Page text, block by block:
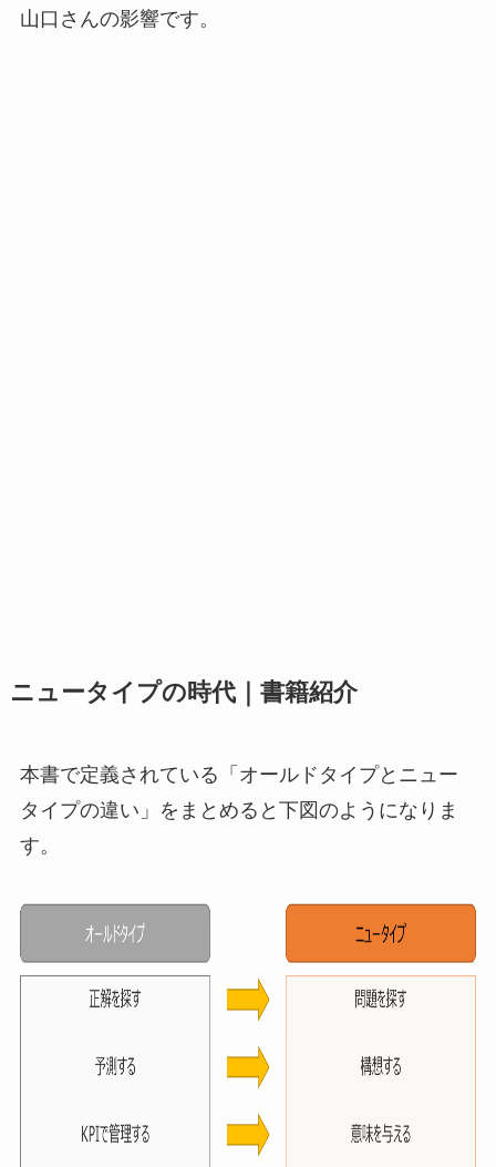
山口さんの影響です。
ニュータイプの時代｜書籍紹介
本書で定義されている「オールドタイプとニュー
タイプの違い」をまとめると下図のようになりま
す。